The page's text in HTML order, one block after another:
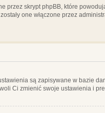
przez skrypt phpBB, które
one włączone przez
są zapisywane w bazie
Ci zmienić swoje ustawienia i